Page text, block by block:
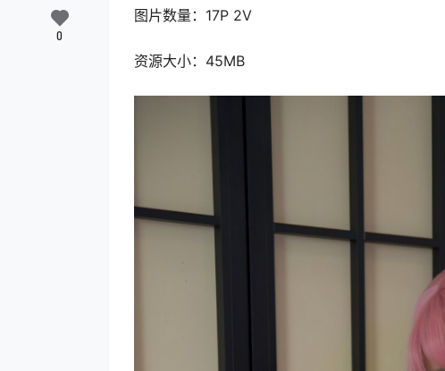
图片数量：17P 2V
资源大小：45MB
0